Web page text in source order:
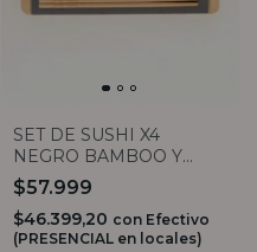
SET DE SUSHI X4
NEGRO BAMBOO Y
LAJA 30X20CM
$57.999
$46.399,20 con Efectivo
(PRESENCIAL en locales)